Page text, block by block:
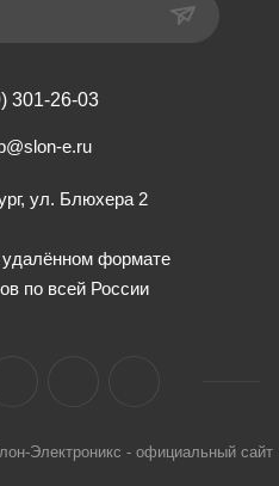
301-26-03
e.ru
ул. Блюхера 2
удалённом формате
по всей России
Электроникс - официальный сайт